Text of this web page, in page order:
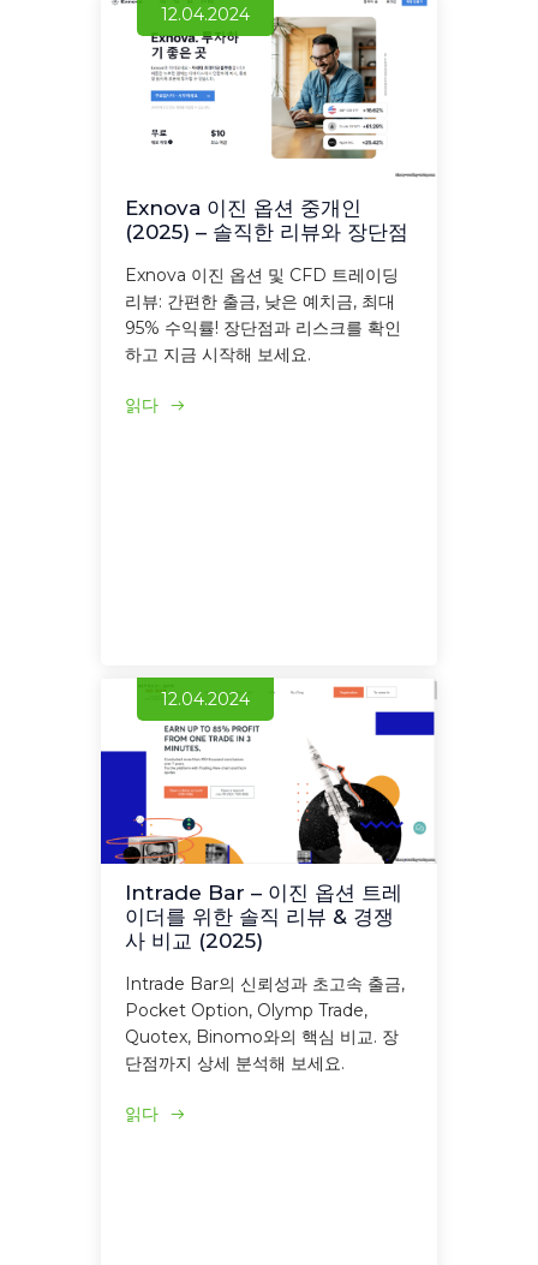
12.04.2024
Exnova 이진 옵션 중개인
(2025) – 솔직한 리뷰와 장단점
Exnova 이진 옵션 및 CFD 트레이딩
리뷰: 간편한 출금, 낮은 예치금, 최대
95% 수익률! 장단점과 리스크를 확인
하고 지금 시작해 보세요.
읽다
12.04.2024
Intrade Bar – 이진 옵션 트레
이더를 위한 솔직 리뷰 & 경쟁
사 비교 (2025)
Intrade Bar의 신뢰성과 초고속 출금,
Pocket Option, Olymp Trade,
Quotex, Binomo와의 핵심 비교. 장
단점까지 상세 분석해 보세요.
읽다